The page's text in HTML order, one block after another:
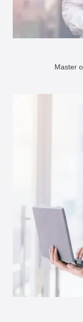
Master